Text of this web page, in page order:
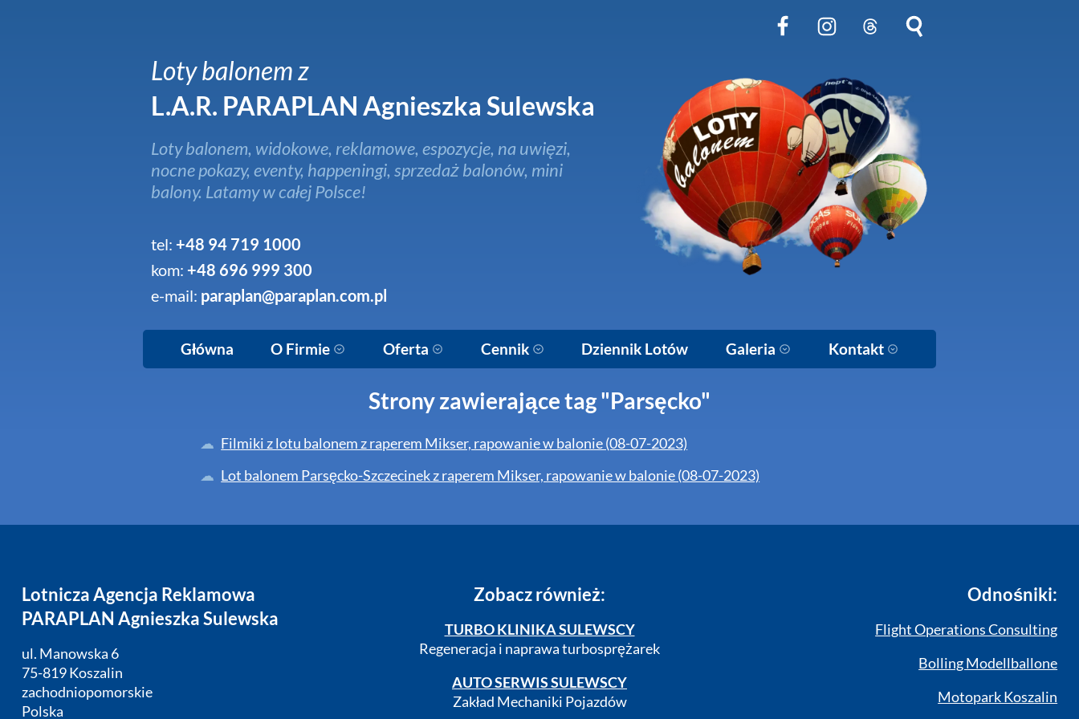
Loty balonem z
L.A.R. PARAPLAN Agnieszka Sulewska
Loty balonem, widokowe, reklamowe, espozycje, na uwięzi,
nocne pokazy, eventy, happeningi, sprzedaż balonów, mini
balony. Latamy w całej Polsce!
tel: +48 94 719 1000
kom: +48 696 999 300
e-mail: paraplan@paraplan.com.pl
Główna O Firmie Oferta Cennik Dziennik Lotów Galeria Kontakt
Strony zawierające tag "Parsęcko"
Filmiki z lotu balonem z raperem Mikser, rapowanie w balonie (08-07-2023)
Lot balonem Parsęcko-Szczecinek z raperem Mikser, rapowanie w balonie (08-07-2023)
Lotnicza Agencja Reklamowa
PARAPLAN Agnieszka Sulewska
ul. Manowska 6
75-819 Koszalin
zachodniopomorskie
Polska
Zobacz również:
TURBO KLINIKA SULEWSCY
Regeneracja i naprawa turbosprężarek
AUTO SERWIS SULEWSCY
Zakład Mechaniki Pojazdów
Odnośniki:
Flight Operations Consulting
Bolling Modellballone
Motopark Koszalin